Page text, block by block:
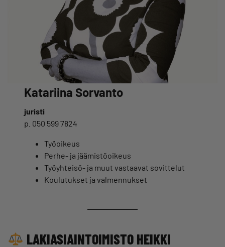
Katariina Sorvanto
juristi
p. 050 599 7824
Työoikeus
Perhe- ja jäämistöoikeus
Työyhteisö- ja muut vastaavat sovittelut
Koulutukset ja valmennukset
LAKIASIAINTOIMISTO HEIKKI